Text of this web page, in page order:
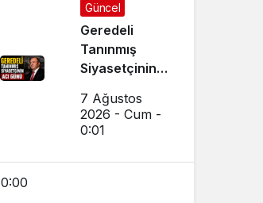
Güncel
Geredeli
Tanınmış
Siyasetçinin
7 Ağustos
2026 - Cum -
0:01
0:00